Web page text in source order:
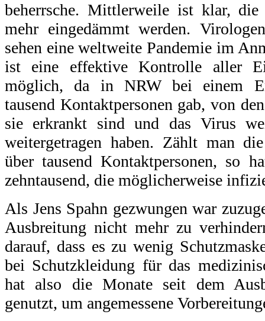
beherrsche. Mittlerweile ist klar,
mehr eingedämmt werden.
sehen eine weltweite Pandemie im
ist eine effektive Kontrolle aller
möglich, da in NRW bei einem
tausend Kontaktpersonen gab, von
sie erkrankt sind und das Virus
weitergetragen haben. Zählt man
über tausend Kontaktpersonen, so
zehntausend, die möglicherweise
Als Jens Spahn gezwungen war
Ausbreitung nicht mehr zu
darauf, dass es zu wenig
bei Schutzkleidung für das
hat also die Monate seit dem
genutzt, um angemessene